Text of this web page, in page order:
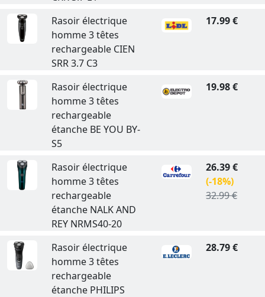
Rasoir électrique
homme 3 têtes
rechargeable CIEN
SRR 3.7 C3
17.99 €
Rasoir électrique
homme 3 têtes
rechargeable
étanche BE YOU BY-
S5
19.98 €
Rasoir électrique
homme 3 têtes
rechargeable
étanche NALK AND
REY NRMS40-20
26.39 €
(-18%)
32.99 €
Rasoir électrique
homme 3 têtes
rechargeable
étanche PHILIPS
28.79 €